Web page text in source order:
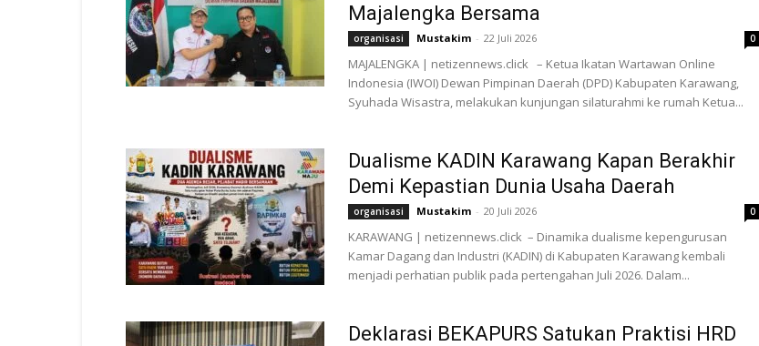
Majalengka Bersama
organisasi Mustakim - 22 Juli 2026 0
MAJALENGKA | netizennews.click – Ketua Ikatan Wartawan Online
Indonesia (IWOI) Dewan Pimpinan Daerah (DPD) Kabupaten Karawang,
Syuhada Wisastra, melakukan kunjungan silaturahmi ke rumah Ketua...
Dualisme KADIN Karawang Kapan Berakhir
Demi Kepastian Dunia Usaha Daerah
organisasi Mustakim - 20 Juli 2026 0
KARAWANG | netizennews.click – Dinamika dualisme kepengurusan
Kamar Dagang dan Industri (KADIN) di Kabupaten Karawang kembali
menjadi perhatian publik pada pertengahan Juli 2026. Dalam...
Deklarasi BEKAPURS Satukan Praktisi HRD